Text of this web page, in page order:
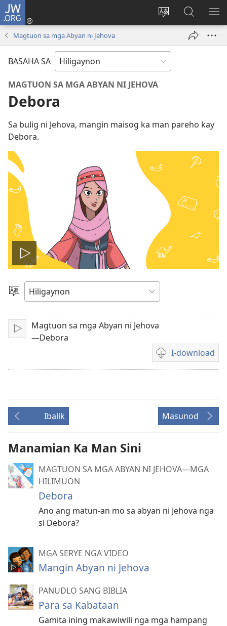
JW.ORG
Islan
lenguahe
sang
site
Mag-
log
new
Mangita
sa
JW.ORG
Magtuon sa mga Abyan ni Jehova
BASAHA SA
MAGTUON SA MGA ABYAN NI JEHOVA
Debora
Sa bulig ni Jehova, mangin maisog ka man pareho kay
Debora.
I-
play
ang
video
Magpili
Lenguahe
I-
Magtuon sa mga Abyan ni Jehova
—Debora
I-download
Mga
opsyon
download
sang
video
Ibalik Masunod
Manamian Ka Man Sini
MAGTUON SA MGA ABYAN NI JEHOVA—MGA
HILIMUON
Debora
Ano ang matun-an mo sa abyan ni Jehova nga
si Debora?
MGA SERYE NGA VIDEO
Mangin Abyan ni Jehova
PANUDLO SANG BIBLIA
Para sa Kabataan
Gamita ining makawiwili nga mga hampang